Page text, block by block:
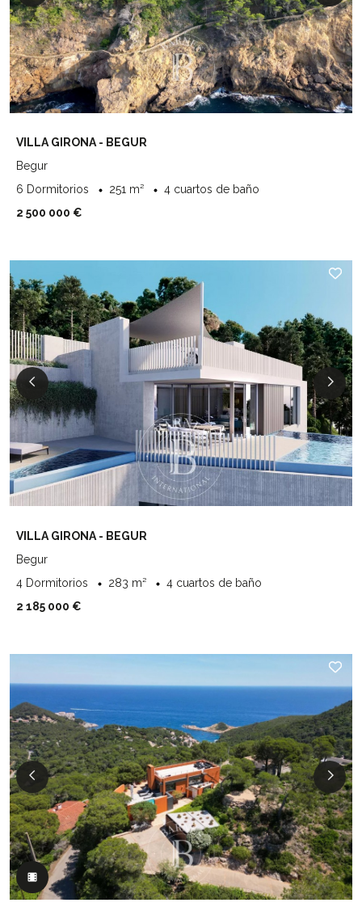
VILLA GIRONA - BEGUR
Begur
6 Dormitorios
251 m²
4 cuartos de baño
2 500 000 €
VILLA GIRONA - BEGUR
Begur
4 Dormitorios
283 m²
4 cuartos de baño
2 185 000 €